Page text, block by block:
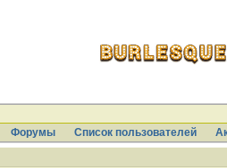
Форумы Список пользователей